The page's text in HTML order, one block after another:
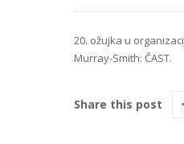
20. ožujka u
Murray-Smith: ČAST.
Share this post